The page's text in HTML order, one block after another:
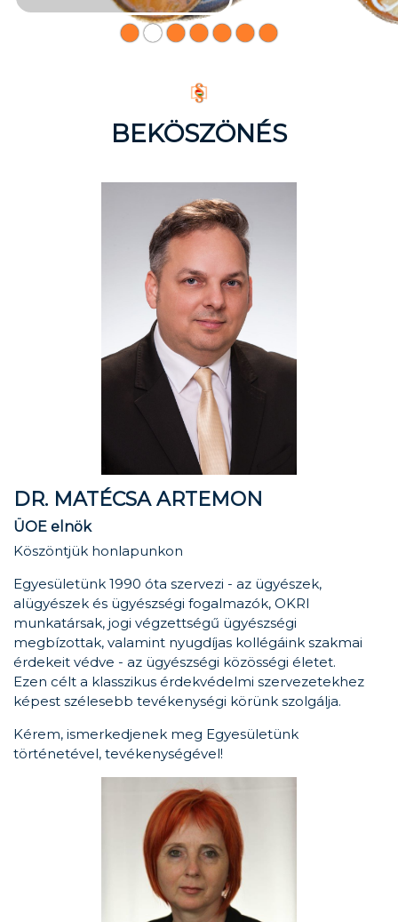
BEKÖSZÖNÉS
DR. MATÉCSA ARTEMON
ÜOE elnök
Köszöntjük honlapunkon
Egyesületünk 1990 óta szervezi - az ügyészek,
alügyészek és ügyészségi fogalmazók, OKRI
munkatársak, jogi végzettségű ügyészségi
megbízottak, valamint nyugdíjas kollégáink szakmai
érdekeit védve - az ügyészségi közösségi életet.
Ezen célt a klasszikus érdekvédelmi szervezetekhez
képest szélesebb tevékenységi körünk szolgálja.
Kérem, ismerkedjenek meg Egyesületünk
történetével, tevékenységével!